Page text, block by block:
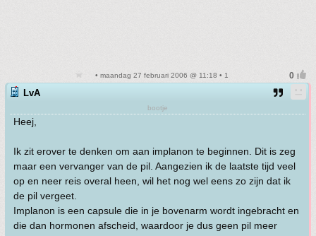
• maandag 27 februari 2006 @ 11:18 • 1
LvA
bootje
Heej,
Ik zit erover te denken om aan implanon te beginnen. Dit is zeg
maar een vervanger van de pil. Aangezien ik de laatste tijd veel
op en neer reis overal heen, wil het nog wel eens zo zijn dat ik
de pil vergeet.
Implanon is een capsule die in je bovenarm wordt ingebracht en
die dan hormonen afscheid, waardoor je dus geen pil meer